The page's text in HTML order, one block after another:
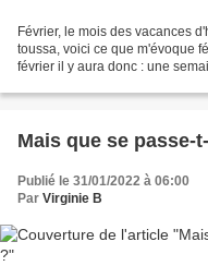
Février, le mois des vacances
toussa, voici ce que m'évoque
février il y aura donc : une
Mais que se passe-
Publié le 31/01/2022 à 06:00
Par Virginie B